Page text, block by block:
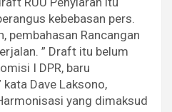
kebebasan pers.
pembahasan Rancangan
” Draft itu belum
I DPR, baru
Dave Laksono,
yang dimaksud